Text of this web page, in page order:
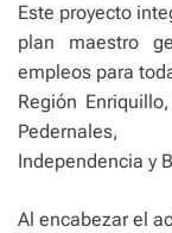
Este proyecto
plan maestro
empleos para
Región
Pedernales,
Independencia y
Al encabezar el